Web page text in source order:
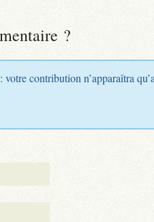
?
contribution n’apparaîtra